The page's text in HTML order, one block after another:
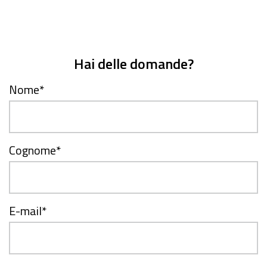
Hai delle domande?
Nome*
Cognome*
E-mail*